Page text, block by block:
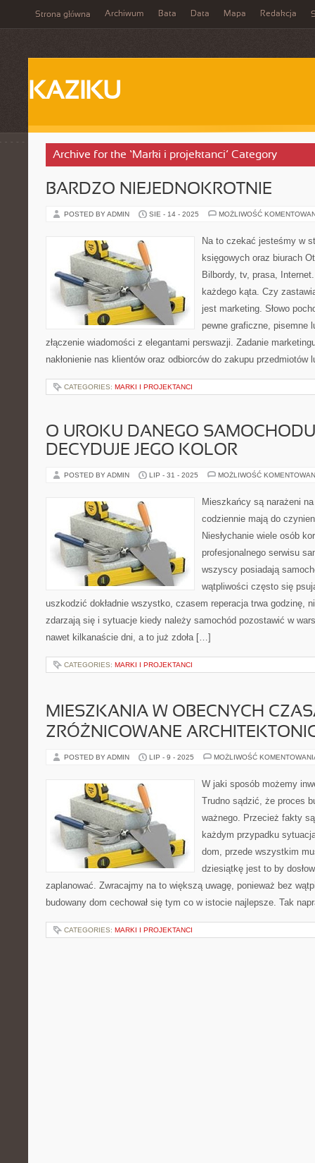
Strona główna Archiwum Bata Data Mapa Redakcja
KAZIKU
Archive for the ‘Marki i projektanci’ Category
BARDZO NIEJEDNOKROTNIE
POSTED BY ADMIN SIE - 14 - 2025 MOŻLIWOŚĆ
Na to czekać jesteśmy w
księgowych oraz biurach
Bilbordy, tv, prasa,
każdego kąta. Czy
jest marketing. Słowo
pewne graficzne, pisemne
złączenie wiadomości z elegantami perswazji. Zadanie
nakłonienie nas klientów oraz odbiorców do zakupu
CATEGORIES: MARKI I PROJEKTANCI
O UROKU DANEGO
DECYDUJE JEGO KOLOR
POSTED BY ADMIN LIP - 31 - 2025 MOŻLIWOŚĆ
Mieszkańcy są narażeni
codziennie mają do
Niesłychanie wiele osób
profesjonalnego serwisu
wszyscy posiadają
wątpliwości często się
uszkodzić dokładnie wszystko, czasem reperacja trwa godzinę,
zdarzają się i sytuacje kiedy należy samochód pozostawić w
nawet kilkanaście dni, a to już zdoła […]
CATEGORIES: MARKI I PROJEKTANCI
MIESZKANIA W OBECNYCH
ZRÓŻNICOWANE
POSTED BY ADMIN LIP - 9 - 2025 MOŻLIWOŚĆ
W jaki sposób możemy
Trudno sądzić, że proces
ważnego. Przecież fakty
każdym przypadku
dom, przede wszystkim
dziesiątkę jest to by
zaplanować. Zwracajmy na to większą uwagę, ponieważ bez
budowany dom cechował się tym co w istocie najlepsze. Tak
CATEGORIES: MARKI I PROJEKTANCI